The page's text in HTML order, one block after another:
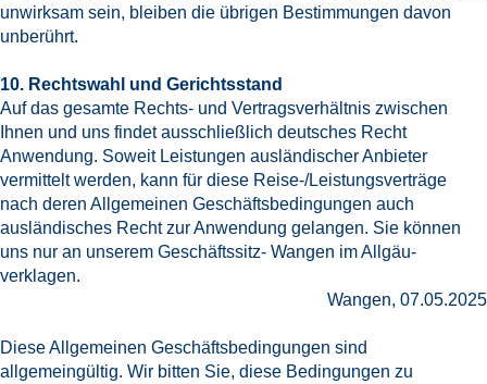
unwirksam sein, bleiben die übrigen Bestimmungen davon
unberührt.
10. Rechtswahl und Gerichtsstand
Auf das gesamte Rechts- und Vertragsverhältnis zwischen
Ihnen und uns findet ausschließlich deutsches Recht
Anwendung. Soweit Leistungen ausländischer Anbieter
vermittelt werden, kann für diese Reise-/Leistungsverträge
nach deren Allgemeinen Geschäftsbedingungen auch
ausländisches Recht zur Anwendung gelangen. Sie können
uns nur an unserem Geschäftssitz- Wangen im Allgäu-
verklagen.
Wangen, 07.05.2025
Diese Allgemeinen Geschäftsbedingungen sind
allgemeingültig. Wir bitten Sie, diese Bedingungen zu